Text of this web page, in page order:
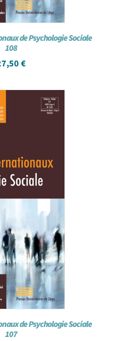
de Psychologie Sociale
108
€
de Psychologie Sociale
107